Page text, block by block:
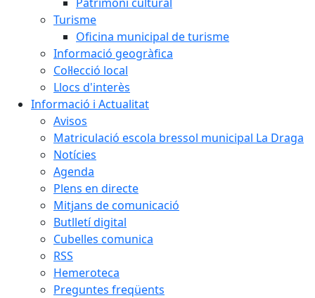
Turisme
Oficina municipal de turisme
Informació geogràfica
Col·lecció local
Llocs d'interès
Informació i Actualitat
Avisos
Matriculació escola bressol municipal La Draga
Notícies
Agenda
Plens en directe
Mitjans de comunicació
Butlletí digital
Cubelles comunica
RSS
Hemeroteca
Preguntes freqüents